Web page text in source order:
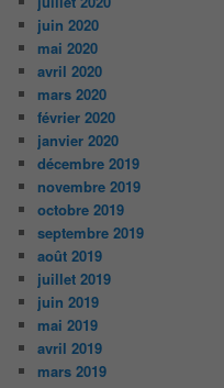
juin 2020
mai 2020
avril 2020
mars 2020
février 2020
janvier 2020
décembre 2019
novembre 2019
octobre 2019
septembre 2019
août 2019
juillet 2019
juin 2019
mai 2019
avril 2019
mars 2019